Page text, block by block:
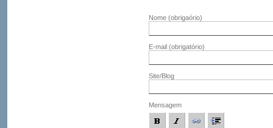
Nome (obrigaório)
E-mail (obrigatório)
Site/Blog
Mensagem